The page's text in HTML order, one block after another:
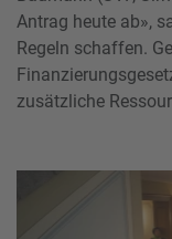
Antrag heute ab»,
Regeln schaffen.
zusätzliche